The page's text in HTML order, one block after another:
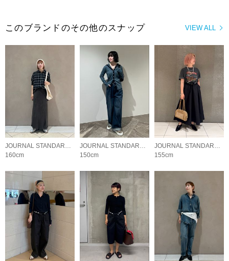
VIEW ALL
このブランドのその他のスナップ
JOURNAL STANDARD LADYS
160cm
JOURNAL STANDARD LADYS
150cm
JOURNAL STANDARD LADYS
155cm